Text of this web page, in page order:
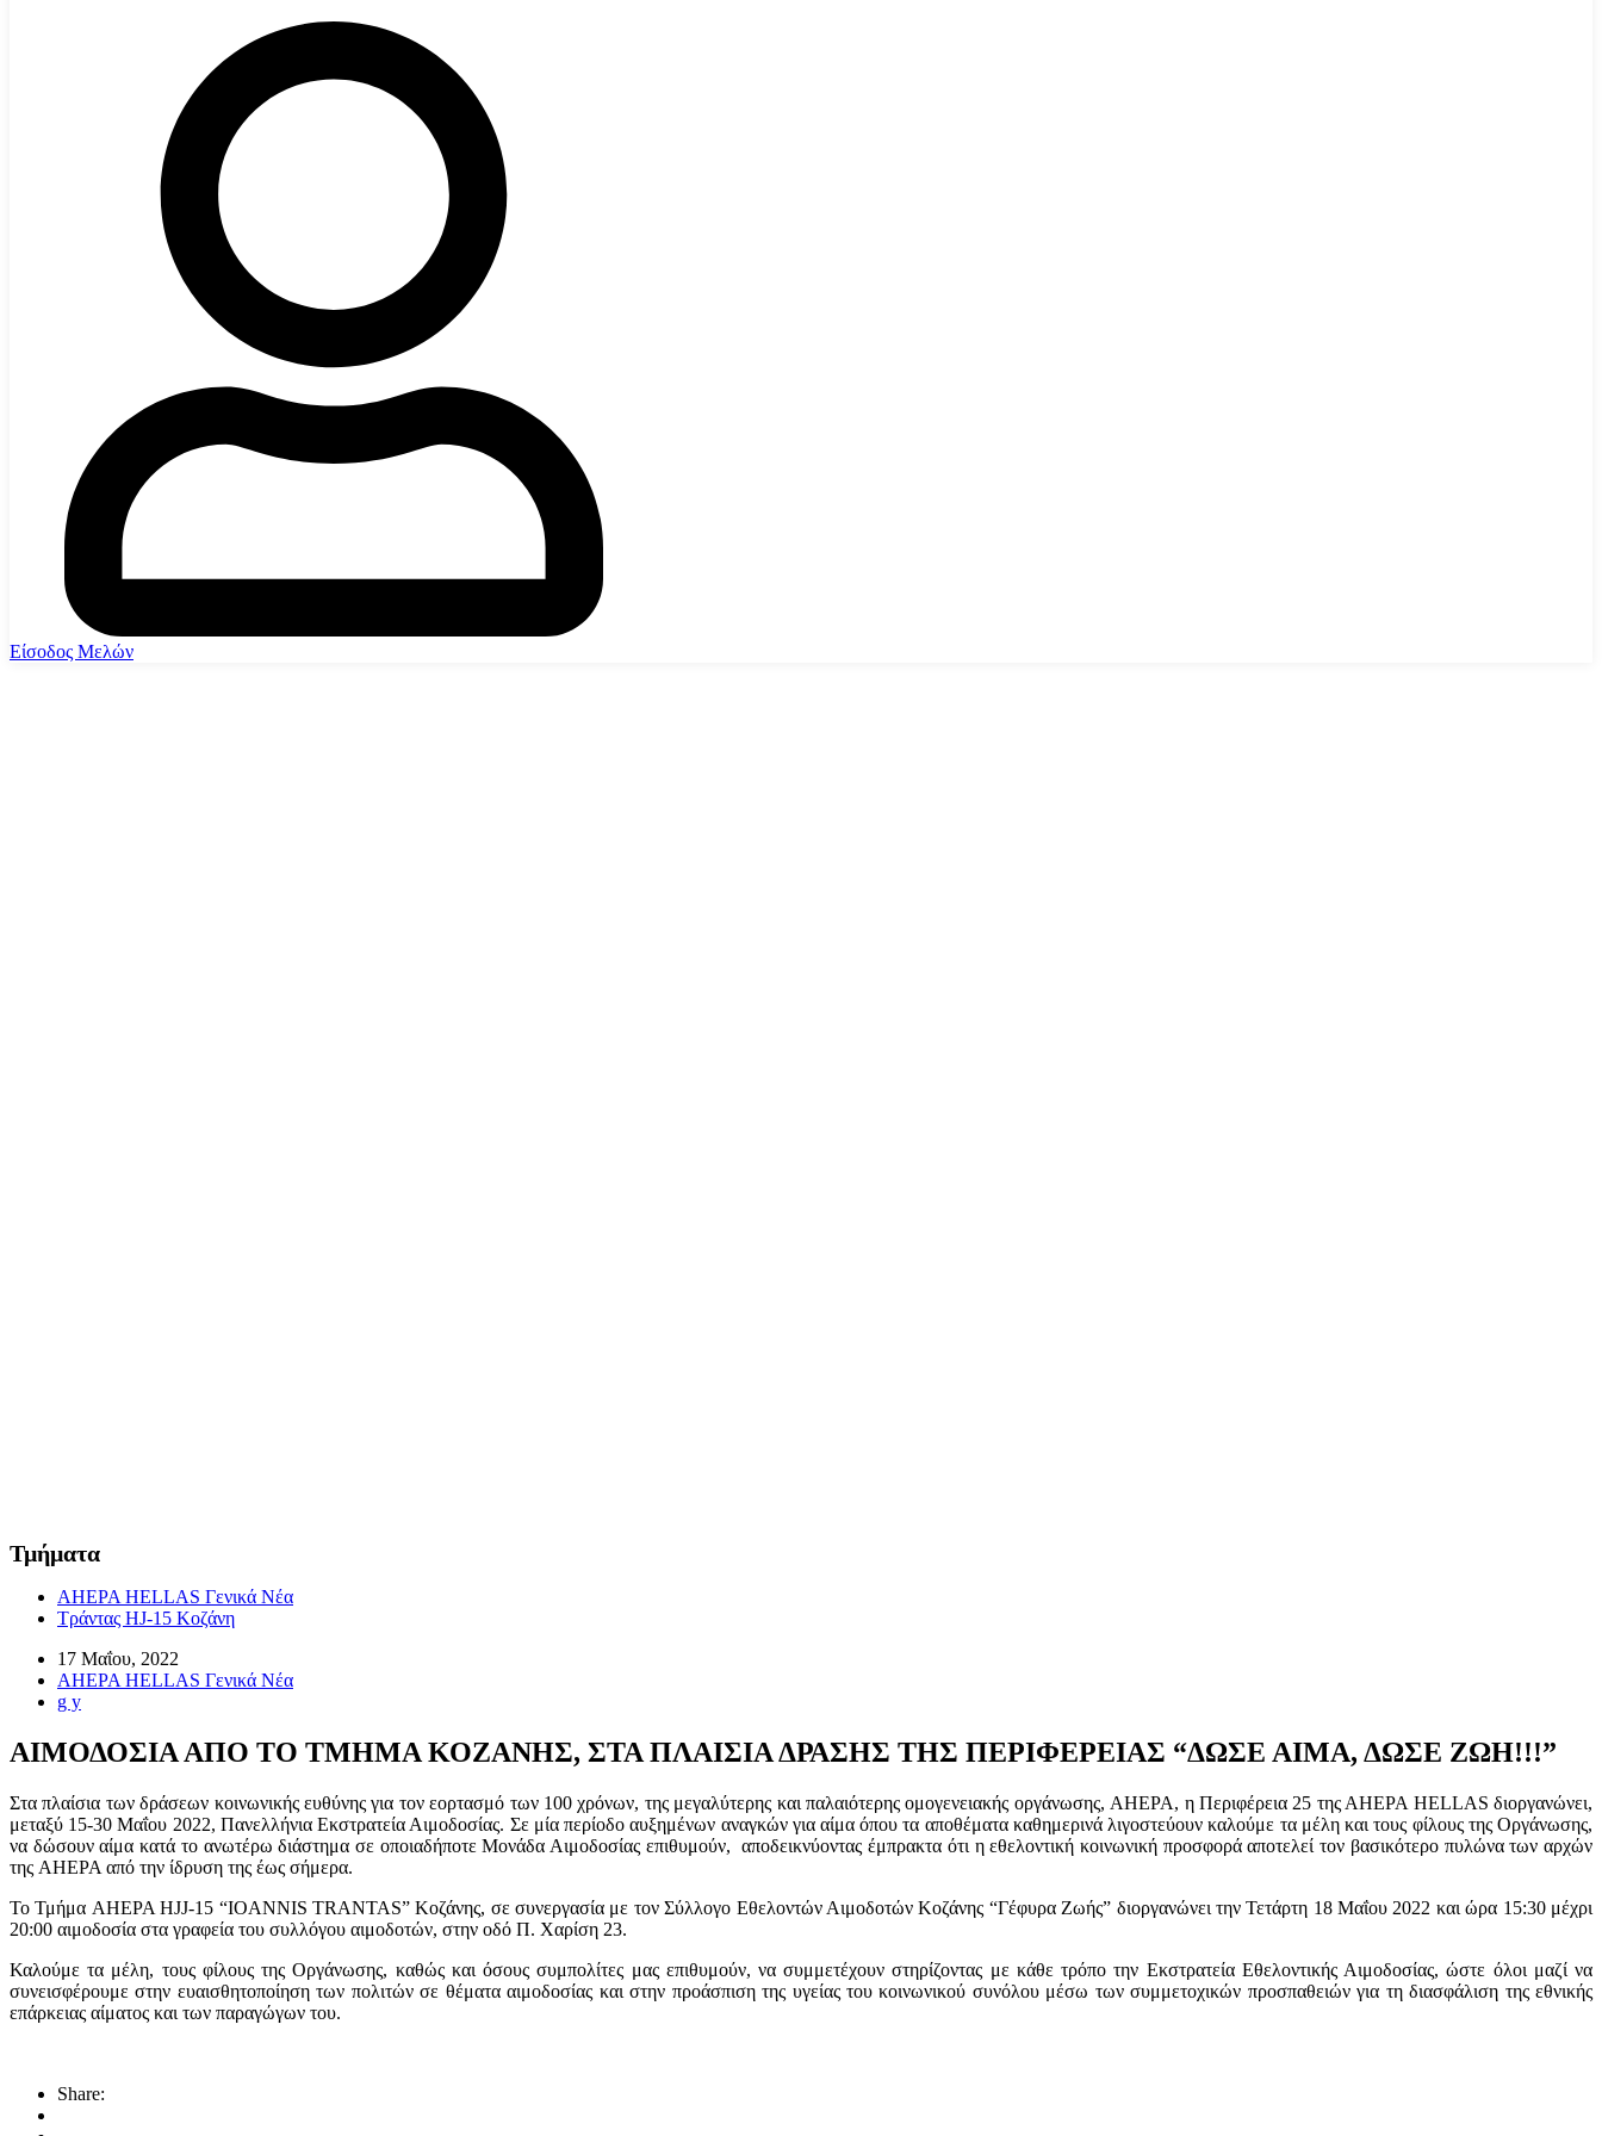
Είσοδος Μελών
Τμήματα
AHEPA HELLAS Γενικά Νέα
Τράντας HJ-15 Κοζάνη
17 Μαΐου, 2022
AHEPA HELLAS Γενικά Νέα
g y
ΑΙΜΟΔΟΣΙΑ ΑΠΟ ΤΟ ΤΜΗΜΑ ΚΟΖΑΝΗΣ, ΣΤΑ ΠΛΑΙΣΙΑ ΔΡΑΣΗΣ ΤΗΣ ΠΕΡΙΦΕΡΕΙΑΣ “ΔΩΣΕ ΑΙΜΑ, ΔΩΣΕ ΖΩΗ!!!”
Στα πλαίσια των δράσεων κοινωνικής ευθύνης για τον εορτασμό των 100 χρόνων, της μεγαλύτερης και παλαιότερης ομογενειακής οργάνωσης, AHEPA, η Περιφέρεια 25 της ΑHEPA HELLAS διοργανώνει,
μεταξύ 15-30 Μαΐου 2022, Πανελλήνια Εκστρατεία Αιμοδοσίας. Σε μία περίοδο αυξημένων αναγκών για αίμα όπου τα αποθέματα καθημερινά λιγοστεύουν καλούμε τα μέλη και τους φίλους της Οργάνωσης,
να δώσουν αίμα κατά το ανωτέρω διάστημα σε οποιαδήποτε Μονάδα Αιμοδοσίας επιθυμούν, αποδεικνύοντας έμπρακτα ότι η εθελοντική κοινωνική προσφορά αποτελεί τον βασικότερο πυλώνα των αρχών
της AHEPA από την ίδρυση της έως σήμερα.
Το Τμήμα AHEPA HJJ-15 “IOANNIS TRANTAS” Κοζάνης, σε συνεργασία με τον Σύλλογο Εθελοντών Αιμοδοτών Κοζάνης “Γέφυρα Ζωής” διοργανώνει τηνΤετάρτη 18 Μαΐου 2022 και ώρα 1 5:30 μέχρι
20:00 αιμοδοσία στα γραφεία του συλλόγου αιμοδοτών, στην οδό Π. Χαρίση 23.
Καλούμε τα μέλη, τους φίλους της Οργάνωσης, καθώς και όσους συμπολίτες μας επιθυμούν, να συμμετέχουν στηρίζοντας με κάθε τρόπο την Εκστρατεία Εθελοντικής Αιμοδοσίας, ώστε όλοι μαζί να
συνεισφέρουμε στην ευαισθητοποίηση των πολιτών σε θέματα αιμοδοσίας και στην προάσπιση της υγείας του κοινωνικού συνόλου μέσω των συμμετοχικών προσπαθειών για τη διασφάλιση της εθνικής
επάρκειας αίματος και των παραγώγων του.
Share: